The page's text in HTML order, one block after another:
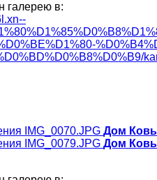
галерею в:
Дом
Дом